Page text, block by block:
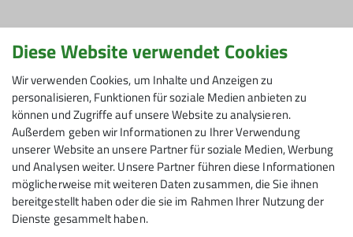
Hiermit erkläre ich mich einverstanden, dass
meine in das Kontaktformular eingegebenen
Daten elektronisch gesichert und zum Zweck der
Kontaktaufnahme verarbeitet und genutzt
werden. Mir ist bekannt, dass ich meine
Einwilligung jederzeit wiederrufen kann. *
Mit (*) markierte Felder
sind Pflichtfelder
Absenden
Diese Website verwendet Cookies
Wir verwenden Cookies, um Inhalte und Anzeigen zu
personalisieren, Funktionen für soziale Medien anbieten zu
können und Zugriffe auf unsere Website zu analysieren.
Außerdem geben wir Informationen zu Ihrer Verwendung
unserer Website an unsere Partner für soziale Medien, Werbung
und Analysen weiter. Unsere Partner führen diese Informationen
möglicherweise mit weiteren Daten zusammen, die Sie ihnen
bereitgestellt haben oder die sie im Rahmen Ihrer Nutzung der
Dienste gesammelt haben.